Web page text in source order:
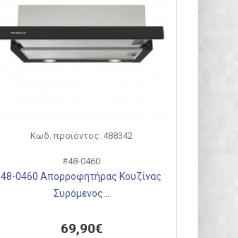
Κωδ. προϊόντος: 488342
#48-0460
48-0460 Απορροφητήρας Κουζίνας
Συρόμενος...
69,90€